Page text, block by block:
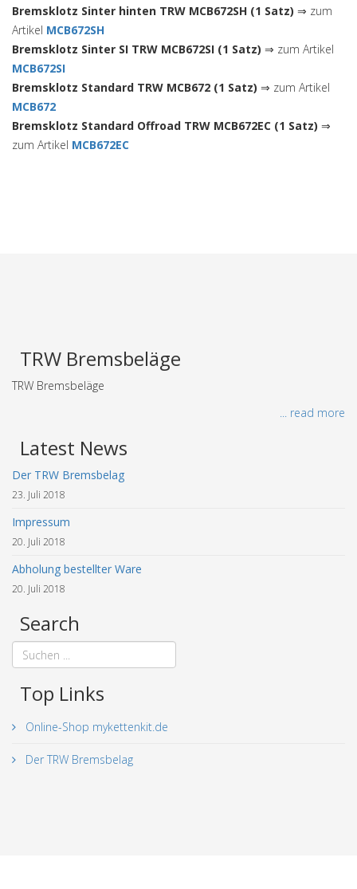
Bremsklotz Sinter hinten TRW MCB672SH (1 Satz) ⇒ zum
Artikel MCB672SH
Bremsklotz Sinter SI TRW MCB672SI (1 Satz) ⇒ zum Artikel
MCB672SI
Bremsklotz Standard TRW MCB672 (1 Satz) ⇒ zum Artikel
MCB672
Bremsklotz Standard Offroad TRW MCB672EC (1 Satz) ⇒
zum Artikel MCB672EC
TRW Bremsbeläge
TRW Bremsbeläge
... read more
Latest News
Der TRW Bremsbelag
23. Juli 2018
Impressum
20. Juli 2018
Abholung bestellter Ware
20. Juli 2018
Search
Top Links
Online-Shop mykettenkit.de
Der TRW Bremsbelag